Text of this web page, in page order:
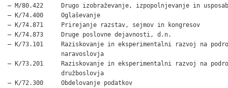
– M/80.422     Drugo izobraževanje, izpopolnjevanje in
– K/74.400     Oglaševanje
– K/74.871     Prirejanje razstav, sejmov in kongresov
– K/74.873     Druge poslovne dejavnosti, d.n.
– K/73.101     Raziskovanje in eksperimentalni razvoj na
               naravoslovja
– K/73.201     Raziskovanje in eksperimentalni razvoj na
               družboslovja
– K/72.300     Obdelovanje podatkov